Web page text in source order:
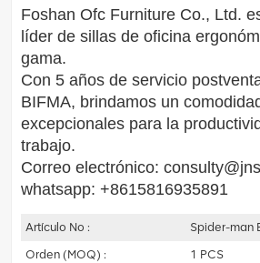
Foshan Ofc Furniture Co., Ltd.
líder de sillas de oficina
gama.
Con 5 años de servicio
BIFMA, brindamos un
excepcionales para la
trabajo.
Correo electrónico:
whatsapp: +8615816935891
Artículo No :
Spider-man
Orden (MOQ) :
1 PCS